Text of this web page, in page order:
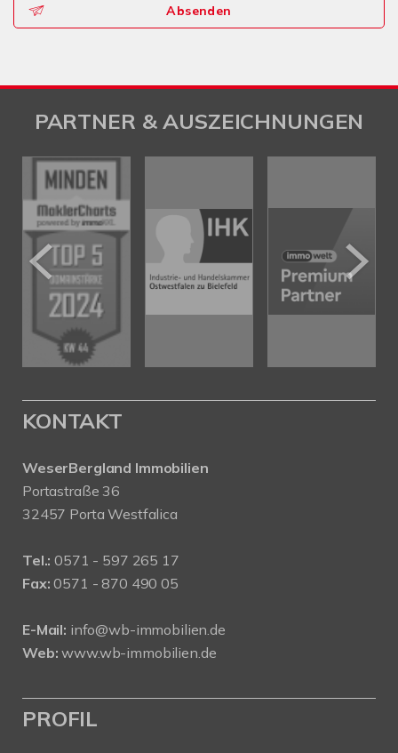
Absenden
PARTNER & AUSZEICHNUNGEN
KONTAKT
WeserBergland Immobilien
Portastraße 36
32457 Porta Westfalica
Tel.: 0571 - 597 265 17
Fax: 0571 - 870 490 05
E-Mail: info@wb-immobilien.de
Web: www.wb-immobilien.de
PROFIL